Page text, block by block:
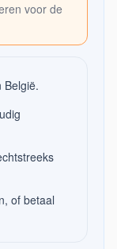
voor de
België.
of betaal